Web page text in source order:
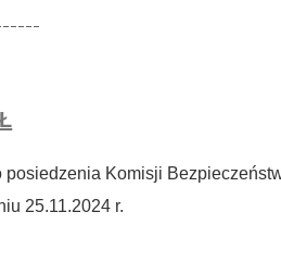
posiedzenia Komisji
25.11.2024 r.